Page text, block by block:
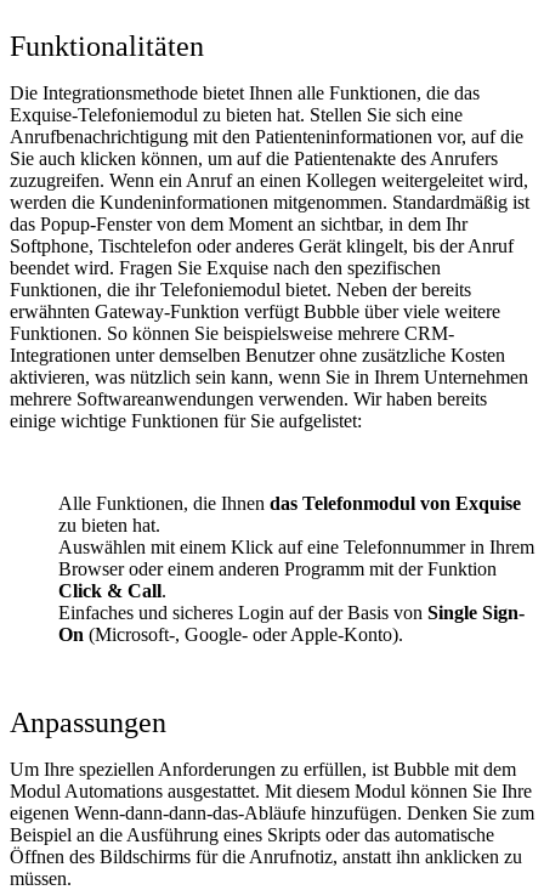
Funktionalitäten
Die Integrationsmethode bietet Ihnen alle Funktionen, die das
Exquise-Telefoniemodul zu bieten hat. Stellen Sie sich eine
Anrufbenachrichtigung mit den Patienteninformationen vor, auf die
Sie auch klicken können, um auf die Patientenakte des Anrufers
zuzugreifen. Wenn ein Anruf an einen Kollegen weitergeleitet wird,
werden die Kundeninformationen mitgenommen. Standardmäßig ist
das Popup-Fenster von dem Moment an sichtbar, in dem Ihr
Softphone, Tischtelefon oder anderes Gerät klingelt, bis der Anruf
beendet wird. Fragen Sie Exquise nach den spezifischen
Funktionen, die ihr Telefoniemodul bietet. Neben der bereits
erwähnten Gateway-Funktion verfügt Bubble über viele weitere
Funktionen. So können Sie beispielsweise mehrere CRM-
Integrationen unter demselben Benutzer ohne zusätzliche Kosten
aktivieren, was nützlich sein kann, wenn Sie in Ihrem Unternehmen
mehrere Softwareanwendungen verwenden. Wir haben bereits
einige wichtige Funktionen für Sie aufgelistet:
Alle Funktionen, die Ihnen das Telefonmodul von Exquise
zu bieten hat.
Auswählen mit einem Klick auf eine Telefonnummer in Ihrem
Browser oder einem anderen Programm mit der Funktion
Click & Call.
Einfaches und sicheres Login auf der Basis von Single Sign-
On (Microsoft-, Google- oder Apple-Konto).
Anpassungen
Um Ihre speziellen Anforderungen zu erfüllen, ist Bubble mit dem
Modul Automations ausgestattet. Mit diesem Modul können Sie Ihre
eigenen Wenn-dann-dann-das-Abläufe hinzufügen. Denken Sie zum
Beispiel an die Ausführung eines Skripts oder das automatische
Öffnen des Bildschirms für die Anrufnotiz, anstatt ihn anklicken zu
müssen.